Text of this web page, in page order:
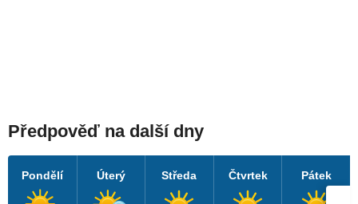
Předpověď na další dny
Pondělí Úterý Středa Čtvrtek Pátek